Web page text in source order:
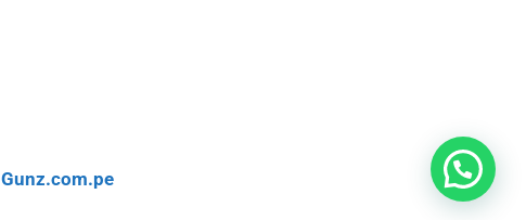
Gunz.com.pe